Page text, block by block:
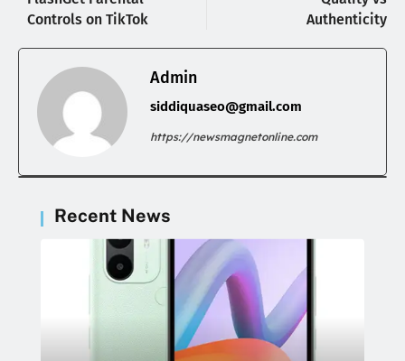
Controls on TikTok
Authenticity
Admin
siddiquaseo@gmail.com
https://newsmagnetonline.com
Recent News